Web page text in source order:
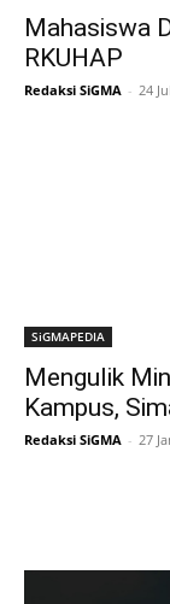
Mahasiswa
RKUHAP
Redaksi SiGMA - 24
SiGMAPEDIA
Mengulik
Kampus,
Redaksi SiGMA - 27